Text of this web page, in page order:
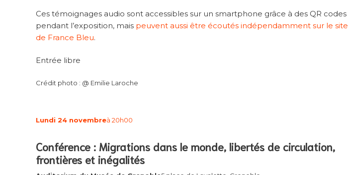
Ces témoignages audio sont accessibles sur un smartphone grâce à des QR codes
pendant l’exposition, mais peuvent aussi être écoutés indépendamment sur le site
de France Bleu.
Entrée libre
Crédit photo : @ Emilie Laroche
Lundi 24 novembreà 20h00
Conférence : Migrations dans le monde, libertés de circulation,
frontières et inégalités